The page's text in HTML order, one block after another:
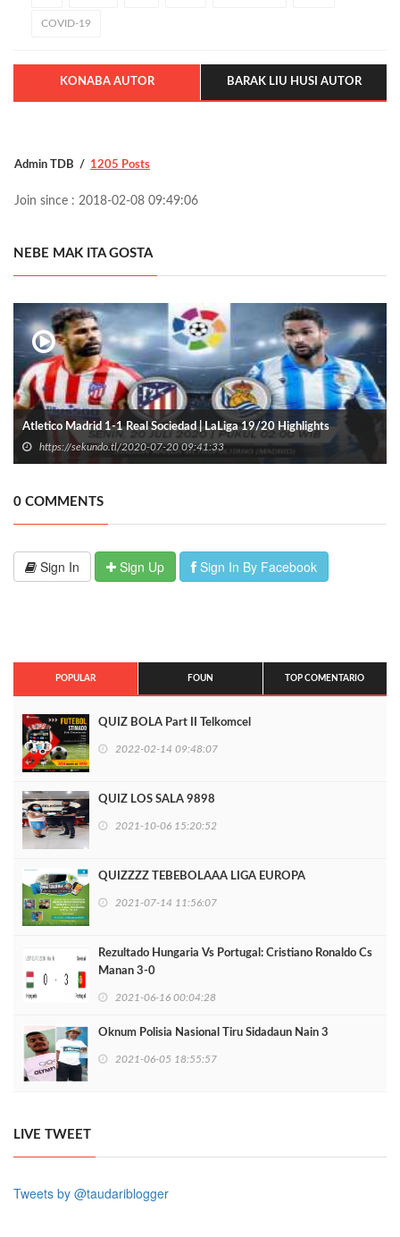
COVID-19
KONABA AUTOR BARAK LIU HUSI AUTOR
Admin TDB 1205 Posts
Join since : 2018-02-08 09:49:06
NEBE MAK ITA GOSTA
Atletico Madrid 1-1 Real Sociedad | LaLiga 19/20 Highlights
https://sekundo.tl/2020-07-20 09:41:33
0 COMMENTS
Sign In Sign Up Sign In By Facebook
POPULAR FOUN TOP COMENTARIO
QUIZ BOLA Part II Telkomcel
2022-02-14 09:48:07
QUIZ LOS SALA 9898
2021-10-06 15:20:52
QUIZZZZ TEBEBOLAAA LIGA EUROPA
2021-07-14 11:56:07
Rezultado Hungaria Vs Portugal: Cristiano Ronaldo Cs
Manan 3-0
2021-06-16 00:04:28
Oknum Polisia Nasional Tiru Sidadaun Nain 3
2021-06-05 18:55:57
LIVE TWEET
Tweets by @taudariblogger